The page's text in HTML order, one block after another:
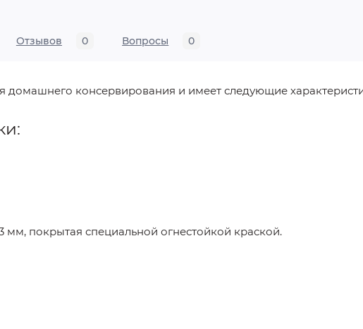
Отзывов 0 Вопросы 0
домашнего консервирования и имеет следующие
мм, покрытая специальной огнестойкой краской.